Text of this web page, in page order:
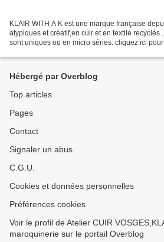
KLAIR WITH A K est une marque française
atypiques et créatif,en cuir et en textile recyclés
sont uniques ou en micro séries. cliquez ici pour
Hébergé par Overblog
Top articles
Pages
Contact
Signaler un abus
C.G.U.
Cookies et données personnelles
Préférences cookies
Voir le profil de Atelier CUIR
maroquinerie sur le portail Overblog